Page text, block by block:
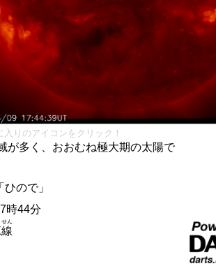
りのアイコンをクリック！
が多く、おおむね極大期の太陽で
「ひので」
時44分
線
せん